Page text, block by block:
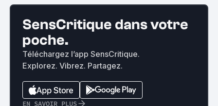
SensCritique dans votre
poche.
Téléchargez l’app SensCritique.
Explorez. Vibrez. Partagez.
EN SAVOIR PLUS